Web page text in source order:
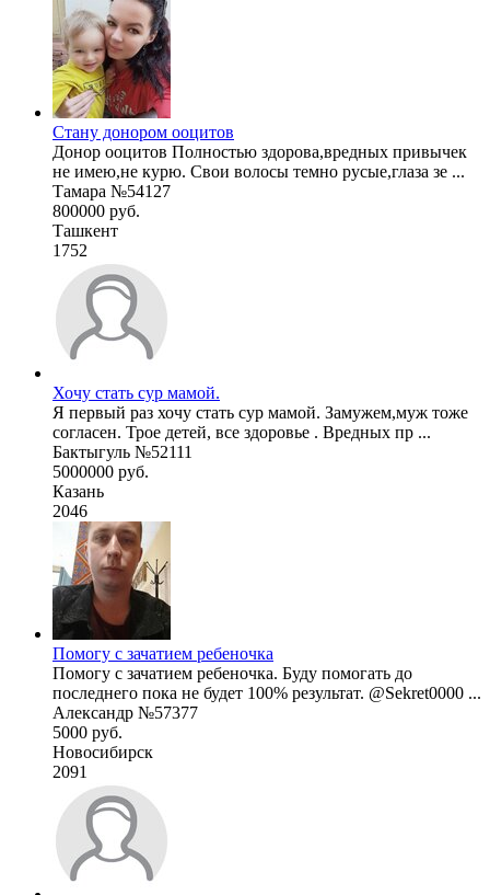
Стану донором ооцитов
Донор ооцитов Полностью здорова,вредных привычек
не имею,не курю. Свои волосы темно русые,глаза зе ...
Тамара №54127
800000 руб.
Ташкент
1752
Хочу стать сур мамой.
Я первый раз хочу стать сур мамой. Замужем,муж тоже
согласен. Трое детей, все здоровье . Вредных пр ...
Бактыгуль №52111
5000000 руб.
Казань
2046
Помогу с зачатием ребеночка
Помогу с зачатием ребеночка. Буду помогать до
последнего пока не будет 100% результат. @Sekret0000 ...
Александр №57377
5000 руб.
Новосибирск
2091